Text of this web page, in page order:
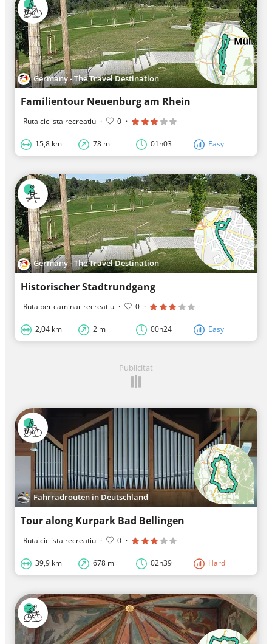
Germany - The Travel Destination
Familientour Neuenburg am Rhein
Ruta ciclista recreatiu · 0 ·
15,8 km 78 m 01h03 Easy
Germany - The Travel Destination
Historischer Stadtrundgang
Ruta per caminar recreatiu · 0 ·
2,04 km 2 m 00h24 Easy
Publicitat
Fahrradrouten in Deutschland
Tour along Kurpark Bad Bellingen
Ruta ciclista recreatiu · 0 ·
39,9 km 678 m 02h39 Hard